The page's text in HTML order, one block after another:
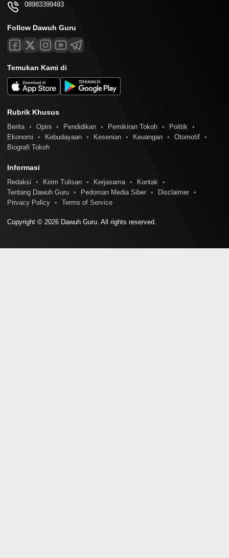
08983399493
Follow Dawuh Guru
Temukan Kami di
Rubrik Khusus
Berita Opini Pendidikan Pemikiran Tokoh
Politik
Ekonomi
Kebudayaan Kesenian Keuangan
Otomotif
Biografi Tokoh
Informasi
Redaksi Kirim Tulisan Kerjasama
Kontak
Tentang Dawuh Guru
Pedoman Media Siber
Disclaimer
Privacy Policy
Terms of Service
Copyright © 2026 Dawuh Guru. All rights reserved.